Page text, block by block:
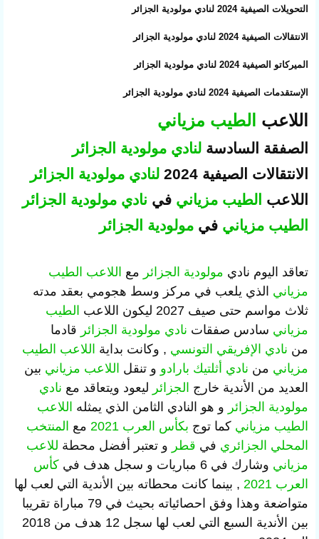
التحويلات الصيفية 2024 لنادي مولودية الجزائر
الانتقالات الصيفية 2024 لنادي مولودية الجزائر
الميركاتو الصيفية 2024 لنادي مولودية الجزائر
الإستقدمات الصيفية 2024 لنادي مولودية الجزائر
اللاعب الطيب مزياني
الصفقة السادسة لنادي مولودية الجزائر
الانتقالات الصيفية 2024
لنادي مولودية الجزائر
اللاعب الطيب مزياني في نادي مولودية الجزائر
الطيب مزياني في مولودية الجزائر
تعاقد اليوم نادي مولودية الجزائر مع اللاعب الطيب
مزياني الذي يلعب في مركز وسط هجومي بعقد مدته
ثلاث مواسم حتى صيف 2027 ليكون اللاعب
الطيب
مزياني سادس صفقات نادي مولودية الجزائر قادما
من نادي الإفريقي التونسي , وكانت بداية اللاعب الطيب
مزياني من نادي أثلتيك بارادو و تنقل اللاعب مزياني بين
العديد من الأندية خارج الجزائر ليعود ويتعاقد مع نادي
مولودية الجزائر و هو النادي الثامن الذي يمثله اللاعب
الطيب مزياني كما توج بكأس العرب 2021 مع المنتخب
المحلي الجزائري في قطر و تعتبر أفضل محطة للاعب
مزياني وشارك في 6 مباريات و سجل هدف في
كأس
العرب 2021
, بينما كانت محطاته بين الأندية التي لعب لها
متواضعة وهذا وفق احصائياته بحيث في 79 مباراة تقريبا
بين الأندية السبع التي لعب لها سجل 12 هدف من 2018